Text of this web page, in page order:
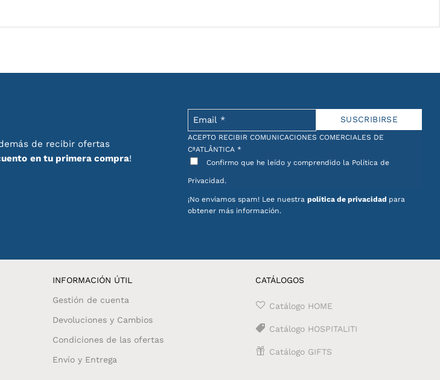
de recibir ofertas
en tu primera compra!
ACEPTO RECIBIR COMUNICACIONES COMERCIALES DE
CªATLÂNTICA *
Confirmo que he leído y comprendido la Política de
Privacidad.
¡No enviamos spam! Lee nuestra política de privacidad para
obtener más información.
INFORMACIÓN ÚTIL
Gestión de cuenta
Devoluciones y Cambios
Condiciones de las ofertas
Envío y Entrega
CATÁLOGOS
Catálogo HOME
Catálogo HOSPITALITI
Catálogo GIFTS